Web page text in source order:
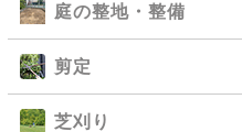
庭の整地・整備
剪定
芝刈り